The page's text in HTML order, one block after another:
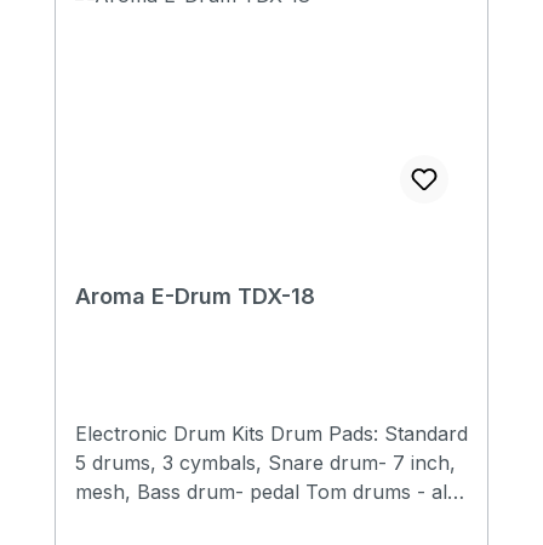
Aroma E-Drum TDX-18
Electronic Drum Kits Drum Pads: Standard
5 drums, 3 cymbals, Snare drum- 7 inch,
mesh, Bass drum- pedal Tom drums - all